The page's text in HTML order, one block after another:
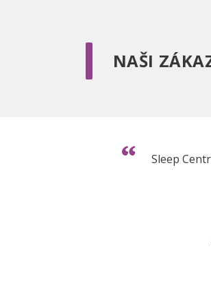
NAŠI
Sleep